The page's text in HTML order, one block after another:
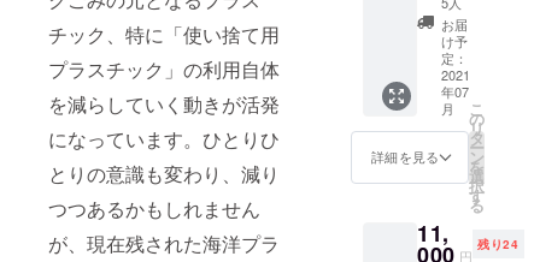
チック、特に「使い捨て用
プラスチック」の利用自体
を減らしていく動きが活発
になっています。ひとりひ
とりの意識も変わり、減り
つつあるかもしれません
が、現在残された海洋プラ
届け予
定日を
前後す
る可能
性があ
ります
ので、
予めご
す。粗
塩で茹
でてあ
ります
のでそ
のまま
豪快に
かぶり
あって
非常に
上】
【境
港・美
保湾鮮
魚アラ
カルト
3kg以
上】境
港・美
保湾で
新鮮な
鮮魚を
お届
け予
定：
2021
年07
月
詳細を見る
こ
の
リ
タ
ー
ン
を
選
択
す
る
11,
000 円
残り24